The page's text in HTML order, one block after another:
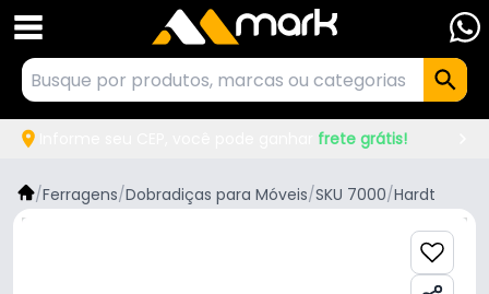
frete grátis!
/Ferragens/Dobradiças para Móveis/SKU 7000/Hardt